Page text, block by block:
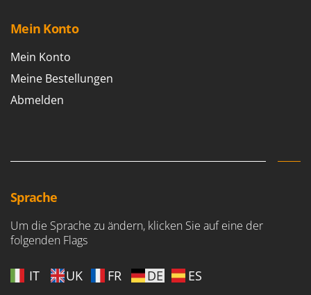
Mein Konto
Mein Konto
Meine Bestellungen
Abmelden
Sprache
Um die Sprache zu ändern, klicken Sie auf eine der
folgenden Flags
IT UK FR DE ES